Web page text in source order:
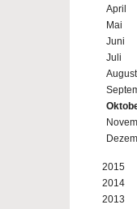
April
Mai
Juni
Juli
August
2015
2014
2013